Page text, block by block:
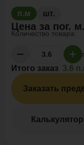
п.м шт.
Цена за пог. м.
Количество товара:
Итого заказ 3.6
Заказать